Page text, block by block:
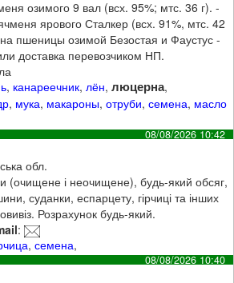
озимого 9 вал (всх. 95%; мтс. 36 г). -
ярового Сталкер (всх. 91%, мтс. 42
пшеницы озимой Безостая и Фаустус -
доставка перевозчиком НП.
, канареечник,лён,люцерна,
, мука, макароны,отруби,семена, масло
08/08/2026 10:42
обл.
(очищене і неочищене), будь-який обсяг,
суданки, еспарцету, гірчиці та інших
Розрахунок будь-який.
:
,семена,
08/08/2026 10:40